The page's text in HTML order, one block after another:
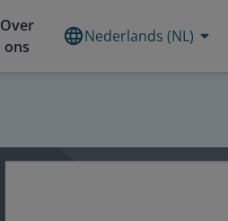
Over
ons
Nederlands (NL)